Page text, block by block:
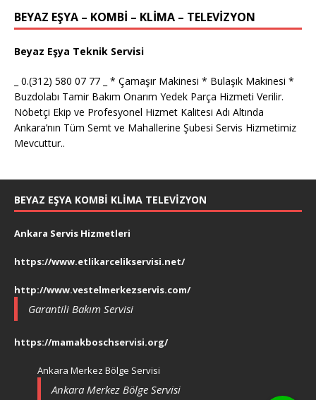
BEYAZ EŞYA – KOMBİ – KLİMA – TELEVİZYON
Beyaz Eşya Teknik Servisi
_ 0.(312) 580 07 77 _ * Çamaşır Makinesi * Bulaşık Makinesi *
Buzdolabı Tamir Bakım Onarım Yedek Parça Hizmeti Verilir.
Nöbetçi Ekip ve Profesyonel Hizmet Kalitesi Adı Altında
Ankara’nın Tüm Semt ve Mahallerine Şubesi Servis Hizmetimiz
Mevcuttur..
BEYAZ EŞYA KOMBI KLIMA TELEVIZYON
Ankara Servis Hizmetleri
https://www.etlikarcelikservisi.net/
http://www.vestelmerkezservis.com/
Garantili Bakım Servisi
https://mamakboschservisi.org/
Ankara Merkez Bölge Servisi
Ankara Merkez Bölge Servisi